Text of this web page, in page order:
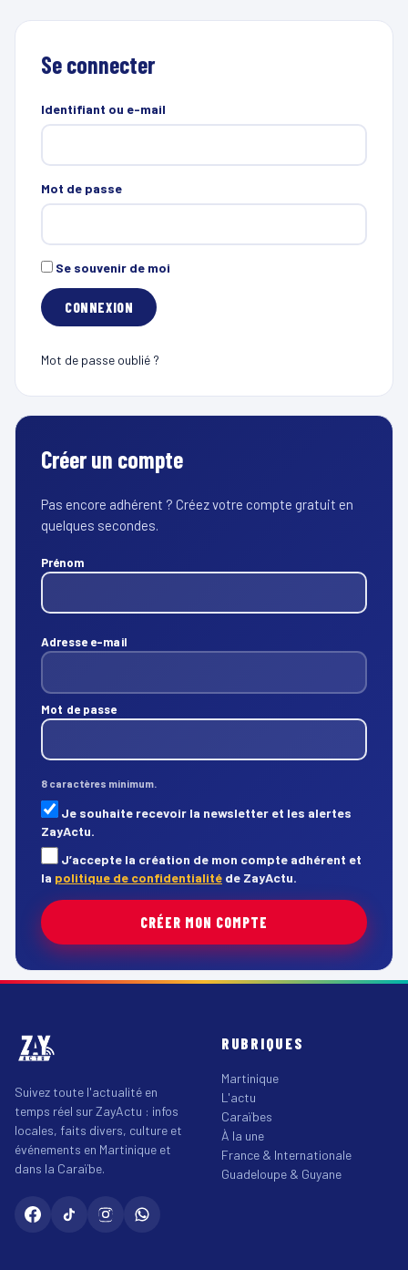
Se connecter
Identifiant ou e-mail
Mot de passe
Se souvenir de moi
Mot de passe oublié ?
Créer un compte
Pas encore adhérent ? Créez votre compte gratuit en
quelques secondes.
Prénom
Adresse e-mail
Mot de passe
8 caractères minimum.
Je souhaite recevoir la newsletter et les alertes
ZayActu.
J’accepte la création de mon compte adhérent et
la politique de confidentialité de ZayActu.
CRÉER MON COMPTE
Suivez toute l'actualité en
temps réel sur ZayActu : infos
locales, faits divers, culture et
événements en Martinique et
dans la Caraïbe.
RUBRIQUES
Martinique
L'actu
Caraïbes
À la une
France & Internationale
Guadeloupe & Guyane